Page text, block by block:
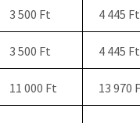
3 500 Ft 4 445 Ft
3 500 Ft 4 445 Ft
11 000 Ft 13 970